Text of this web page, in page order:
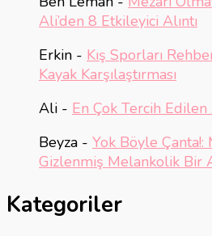
Ali’den 8 Etkileyici Alıntı
Erkin - Kış Sporları
Kayak Karşılaştırması
Ali - En Çok Tercih
Beyza - Yok Böyle Çanta!:
Gizlenmiş Melankolik Bir
Kategoriler